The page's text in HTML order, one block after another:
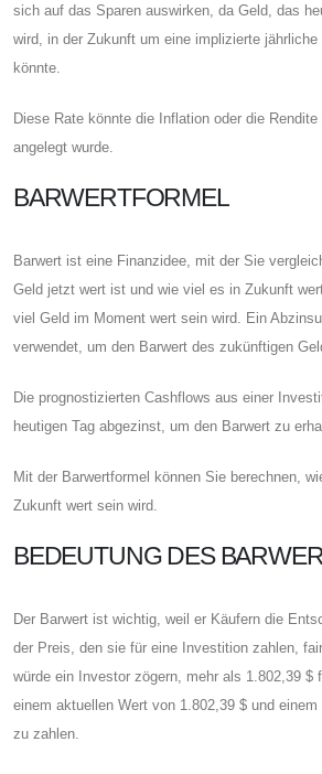
sich auf das Sparen auswirken, da Geld, das
wird, in der Zukunft um eine implizierte
könnte.
Diese Rate könnte die Inflation oder die
angelegt wurde.
BARWERTFORMEL
Barwert ist eine Finanzidee, mit der Sie
Geld jetzt wert ist und wie viel es in Zukunft
viel Geld im Moment wert sein wird. Ein
verwendet, um den Barwert des zukünftigen
Die prognostizierten Cashflows aus einer
heutigen Tag abgezinst, um den Barwert zu
Mit der Barwertformel können Sie berechnen,
Zukunft wert sein wird.
BEDEUTUNG DES
Der Barwert ist wichtig, weil er Käufern die
der Preis, den sie für eine Investition zahlen,
würde ein Investor zögern, mehr als 1.802,39 $
einem aktuellen Wert von 1.802,39 $ und
zu zahlen.